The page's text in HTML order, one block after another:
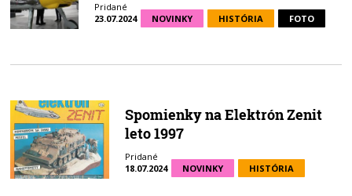
Pridané
23.07.2024
NOVINKY HISTÓRIA FOTO
Spomienky na Elektrón Zenit
leto 1997
Pridané
18.07.2024
NOVINKY HISTÓRIA